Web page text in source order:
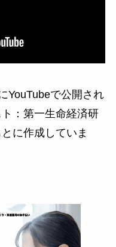
YouTubeで公開され
：第一生命経済研
に作成していま